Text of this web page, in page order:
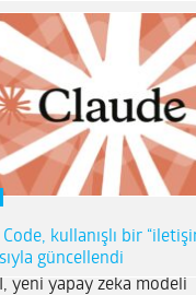
kullanışlı bir
güncellendi
yeni yapay zeka modeli